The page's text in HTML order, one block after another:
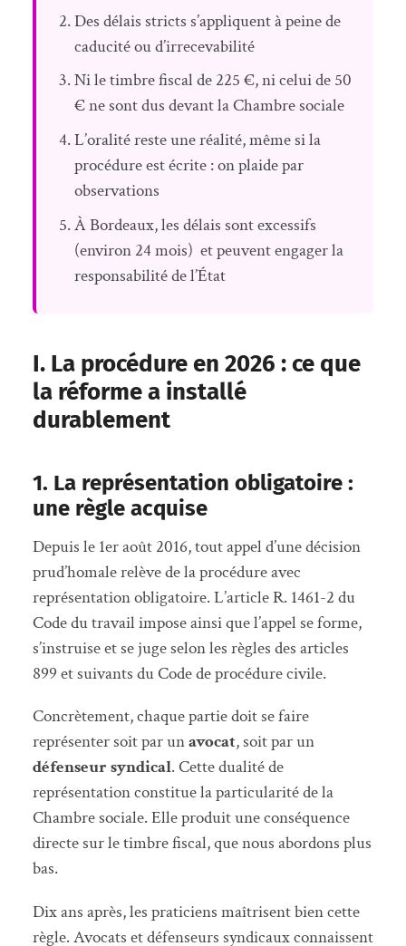
Des délais stricts s’appliquent à peine de
caducité ou d’irrecevabilité
Ni le timbre fiscal de 225 €, ni celui de 50
€ ne sont dus devant la Chambre sociale
L’oralité reste une réalité, même si la
procédure est écrite : on plaide par
observations
À Bordeaux, les délais sont excessifs
(environ 24 mois) et peuvent engager la
responsabilité de l’État
I. La procédure en 2026 : ce que
la réforme a installé
durablement
1. La représentation obligatoire :
une règle acquise
Depuis le 1er août 2016, tout appel d’une décision
prud’homale relève de la procédure avec
représentation obligatoire. L’article R. 1461-2 du
Code du travail impose ainsi que l’appel se forme,
s’instruise et se juge selon les règles des articles
899 et suivants du Code de procédure civile.
Concrètement, chaque partie doit se faire
représenter soit par unavocat, soit par un
défenseur syndical. Cette dualité de
représentation constitue la particularité de la
Chambre sociale. Elle produit une conséquence
directe sur le timbre fiscal, que nous abordons plus
bas.
Dix ans après, les praticiens maîtrisent bien cette
règle. Avocats et défenseurs syndicaux connaissent